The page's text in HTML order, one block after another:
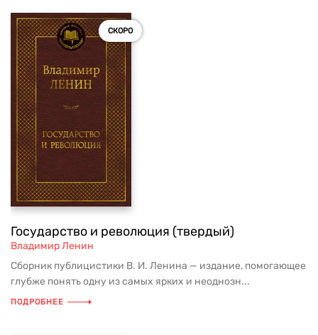
СКОРО
Государство и революция (твердый)
Владимир Ленин
Сборник публицистики В. И. Ленина — издание, помогающее
глубже понять одну из самых ярких и неоднозн...
ПОДРОБНЕЕ